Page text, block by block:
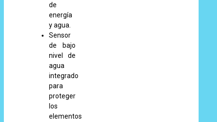
de
energía
y agua.
Sensor
de bajo
nivel de
agua
integrado
para
proteger
los
elementos